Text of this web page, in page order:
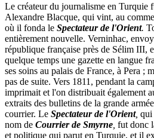
Le créateur du journalisme en Turquie
Alexandre Blacque, qui vint, au
où il fonda le Spectateur de l'Orient.
entièrement nouvelle. Verninhac,
république française près de Sélim III,
quelque temps une gazette en langue
ses soins au palais de France, à Pera ;
pas de suite. Vers 1811, pendant la
imprimait et l'on distribuait également
extraits des bulletins de la grande
courrier. Le Spectateur de l'Orient, qui
nom de Courrier de Smyrne fut donc
et politique qui parut en Turquie, et il